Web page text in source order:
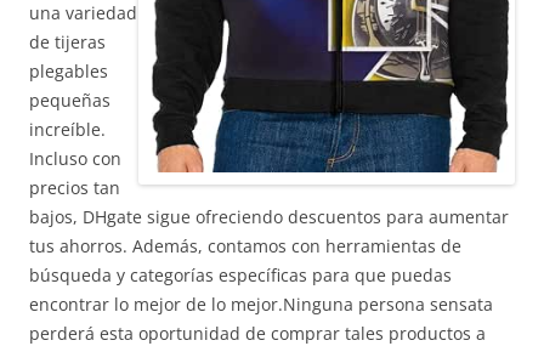
una variedad
de tijeras
plegables
pequeñas
increíble.
Incluso con
precios tan
bajos, DHgate sigue ofreciendo descuentos para aumentar
tus ahorros. Además, contamos con herramientas de
búsqueda y categorías específicas para que puedas
encontrar lo mejor de lo mejor.Ninguna persona sensata
perderá esta oportunidad de comprar tales productos a